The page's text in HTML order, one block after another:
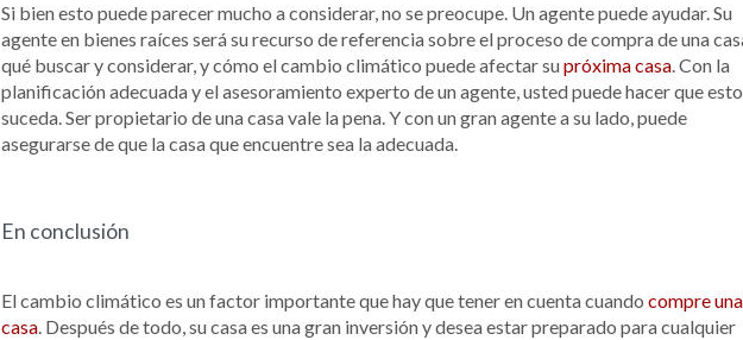
Si bien esto puede parecer mucho a considerar, no se preocupe. Un agente puede ayudar. Su
agente en bienes raíces será su recurso de referencia sobre el proceso de compra de una
qué buscar y considerar, y cómo el cambio climático puede afectar supróxima casa. Con la
planificación adecuada y el asesoramiento experto de un agente, usted puede hacer que esto
suceda. Ser propietario de una casa vale la pena. Y con un gran agente a su lado, puede
asegurarse de que la casa que encuentre sea la adecuada.
En conclusión
El cambio climático es un factor importante que hay que tener en cuenta cuando compre una
casa. Después de todo, su casa es una gran inversión y desea estar preparado para cualquier